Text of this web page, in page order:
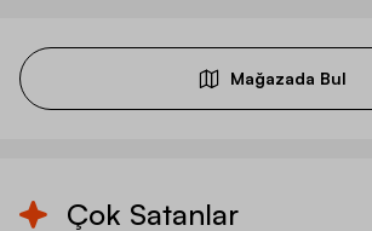
Mağazada Bul
Çok Satanlar